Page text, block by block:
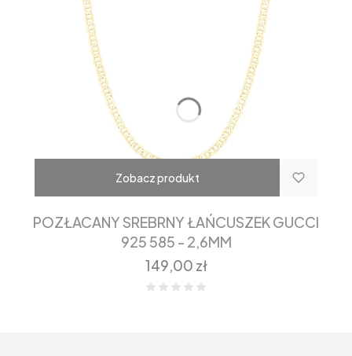
Zobacz produkt
POZŁACANY SREBRNY ŁAŃCUSZEK GUCCI
925 585 - 2,6MM
Cena
149,00 zł